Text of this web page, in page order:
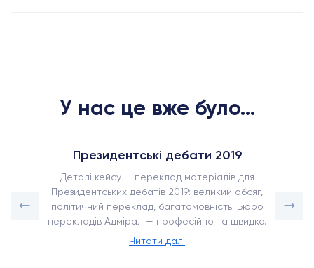
У нас це вже було...
Президентські дебати 2019
Деталі кейсу — переклад матеріалів для
Президентських дебатів 2019: великий обсяг,
політичний переклад, багатомовність. Бюро
перекладів Адмірал — професійно та швидко.
Читати далі